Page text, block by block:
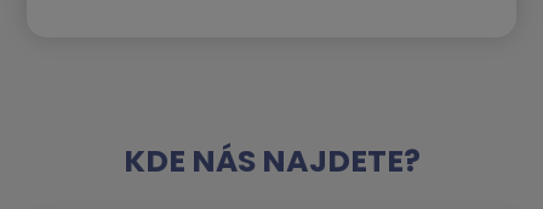
KDE NÁS NAJDETE?